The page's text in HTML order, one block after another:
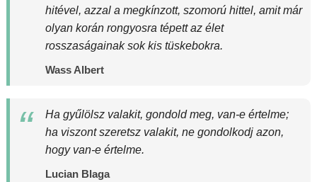
hitével, azzal a megkínzott, szomorú hittel, amit már
olyan korán rongyosra tépett az élet
rosszaságainak sok kis tüskebokra.
Wass Albert
Ha gyűlölsz valakit, gondold meg, van-e értelme;
ha viszont szeretsz valakit, ne gondolkodj azon,
hogy van-e értelme.
Lucian Blaga